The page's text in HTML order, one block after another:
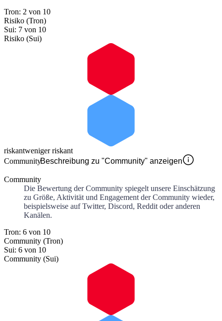
Tron: 2 von 10
Risiko (Tron)
Sui: 7 von 10
Risiko (Sui)
riskantweniger riskant
CommunityBeschreibung zu "Community" anzeigen
Community
Die Bewertung der Community spiegelt unsere Einschätzung
zu Größe, Aktivität und Engagement der Community wieder,
beispielsweise auf Twitter, Discord, Reddit oder anderen
Kanälen.
Tron: 6 von 10
Community (Tron)
Sui: 6 von 10
Community (Sui)